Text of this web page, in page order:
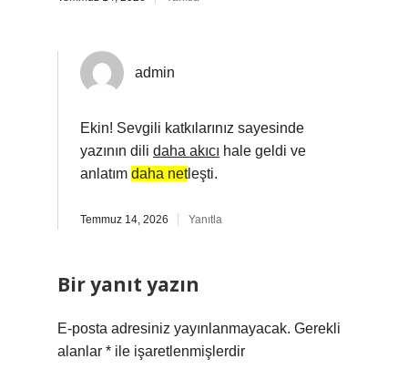
admin
Ekin! Sevgili katkılarınız sayesinde
yazının dili daha akıcı hale geldi ve
anlatım daha netleşti.
Temmuz 14, 2026 Yanıtla
Bir yanıt yazın
E-posta adresiniz yayınlanmayacak. Gerekli
alanlar * ile işaretlenmişlerdir